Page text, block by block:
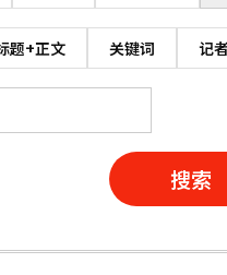
题+正文 关键词 记
搜索